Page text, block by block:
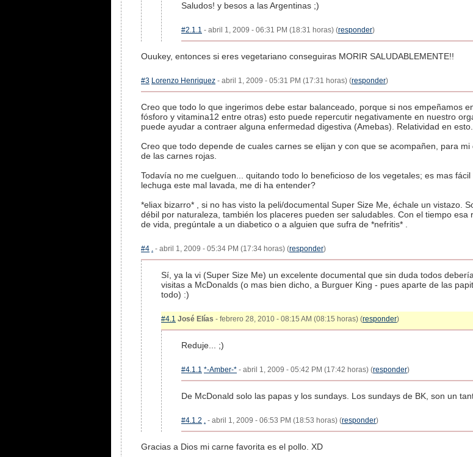
Saludos! y besos a las Argentinas ;)
#2.1.1 - abril 1, 2009 - 06:31 PM (18:31 horas) (responder)
Ouukey, entonces si eres vegetariano conseguiras MORIR SALUDABLEMENTE!!
#3 Lorenzo Henriquez - abril 1, 2009 - 05:31 PM (17:31 horas) (responder)
Creo que todo lo que ingerimos debe estar balanceado, porque si nos empeñamos
fósforo y vitamina12 entre otras) esto puede repercutir negativamente en nuestro
puede ayudar a contraer alguna enfermedad digestiva (Amebas). Relatividad en esto.
Creo que todo depende de cuales carnes se elijan y con que se acompañen, para
de las carnes rojas.
Todavía no me cuelguen... quitando todo lo beneficioso de los vegetales; es mas
lechuga este mal lavada, me di ha entender?
*eliax bizarro* , si no has visto la peli/documental Super Size Me, échale un vistazo.
débil por naturaleza, también los placeres pueden ser saludables. Con el tiempo
de vida, pregúntale a un diabetico o a alguien que sufra de *nefritis* .
#4 . - abril 1, 2009 - 05:34 PM (17:34 horas) (responder)
Sí, ya la vi (Super Size Me) un excelente documental que sin duda todos
visitas a McDonalds (o mas bien dicho, a Burguer King - pues aparte de las
todo) :)
#4.1 José Elías - febrero 28, 2010 - 08:15 AM (08:15 horas) (responder)
Reduje... ;)
#4.1.1 *-Amber-* - abril 1, 2009 - 05:42 PM (17:42 horas) (responder)
De McDonald solo las papas y los sundays. Los sundays de BK, son un
#4.1.2 . - abril 1, 2009 - 06:53 PM (18:53 horas) (responder)
Gracias a Dios mi carne favorita es el pollo. XD